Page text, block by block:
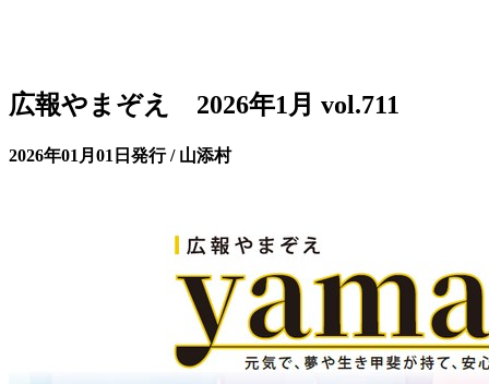
広報やまぞえ 2026年1月 vol.711
2026年01月01日発行 / 山添村